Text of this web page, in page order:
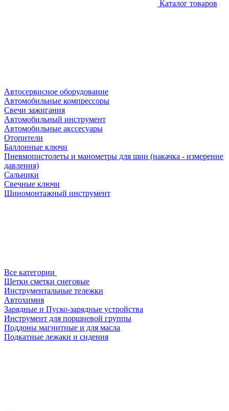
Каталог товаров
Автосервисное оборудование
Автомобильные компрессоры
Свечи зажигания
Автомобильный инструмент
Автомобильные акссесуары
Отопители
Баллонные ключи
Пневмопистолеты и манометры для шин (накачка - измерение
давления)
Сальники
Свечные ключи
Шиномонтажный инструмент
Все категории
Щетки сметки снеговые
Инструментальные тележки
Автохимия
Зарядные и Пуско-зарядные устройства
Инструмент для поршневой группы
Поддоны магнитные и для масла
Подкатные лежаки и сидения